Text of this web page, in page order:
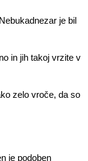
je bil
in jih takoj vrzite v
zelo vroče, da so
je podoben